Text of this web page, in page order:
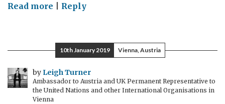
Read more on
Mann
kommt
in
meine
Residenz
Reply
10th January 2019 Vienna, Austria
by Leigh Turner
Ambassador to Austria and UK Permanent Representative to
the United Nations and other International Organisations in
Vienna